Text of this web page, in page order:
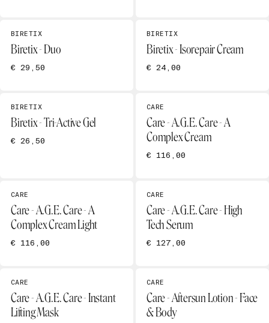
BIRETIX
Biretix - Duo
€ 29,50
BIRETIX
Biretix - Isorepair Cream
€ 24,00
BIRETIX
Biretix - Tri-Active Gel
€ 26,50
CARE
Care - A.G.E. Care - A
Complex Cream
€ 116,00
CARE
Care - A.G.E. Care - A
Complex Cream Light
€ 116,00
CARE
Care - A.G.E. Care - High
Tech Serum
€ 127,00
CARE
Care - A.G.E. Care - Instant
Lifting Mask
CARE
Care - Aftersun Lotion - Face
& Body